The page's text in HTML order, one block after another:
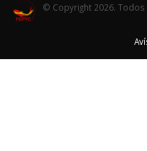
© Copyright 2026.